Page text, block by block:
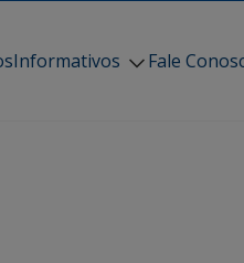
Informativos Fale